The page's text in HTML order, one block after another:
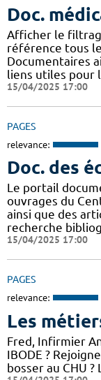
Doc.
Afficher le
référence tous
Documentaires
liens utiles pour
15/04/2025 17:00
PAGES
relevance:
Doc. des
Le portail
ouvrages du
ainsi que des
recherche
15/04/2025 17:00
PAGES
relevance:
Les
Fred, Infirmier
IBODE ?
bosser au CHU